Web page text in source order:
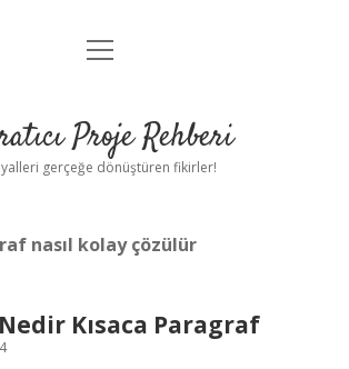
Anasayfa
Yasal Uyarı
menüyü
Proje Rehberi
gerçeğe dönüştüren fikirler!
nasıl kolay çözülür
Kısaca Paragraf